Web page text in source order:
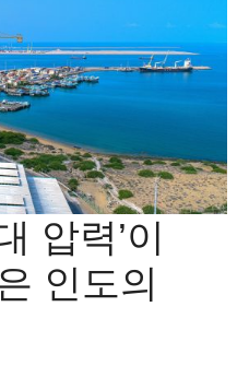
압력’이
인도의